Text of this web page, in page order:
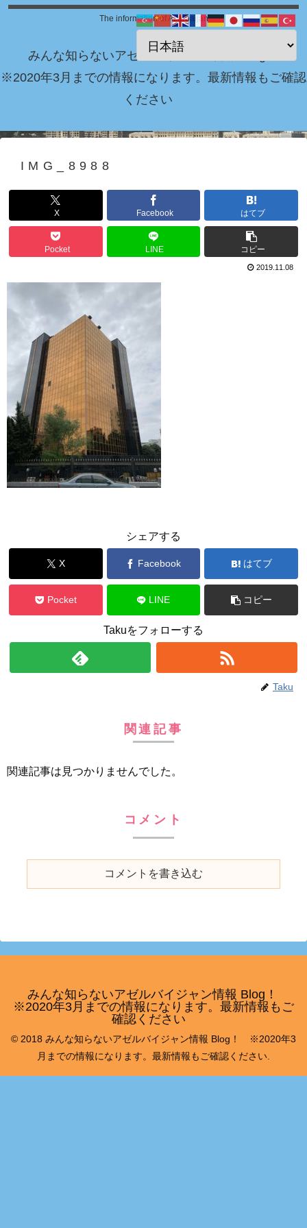
The information of Azerbaijan
みんな知らないアゼルバイジャン情報 Blog！
※2020年3月までの情報になります。最新情報もご確認
ください
IMG_8988
X Facebook はてブ
Pocket LINE コピー
2019.11.08
シェアする
X Facebook はてブ
Pocket LINE コピー
Takuをフォローする
Taku
関連記事
関連記事は見つかりませんでした。
コメント
コメントを書き込む
みんな知らないアゼルバイジャン情報 Blog！
※2020年3月までの情報になります。最新情報もご
確認ください
© 2018 みんな知らないアゼルバイジャン情報 Blog！ ※2020年3
月までの情報になります。最新情報もご確認ください.